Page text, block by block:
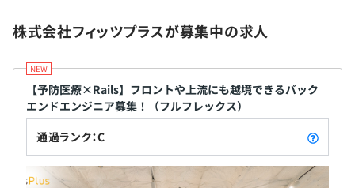
株式会社フィッツプラスが募集中の求人
【予防医療×Rails】フロントや上流にも越境できるバック
エンドエンジニア募集！（フルフレックス）
通過ランク：C